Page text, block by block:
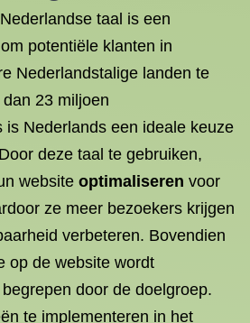
taal is een
potentiële klanten in
Nederlandstalige landen te
23 miljoen
is Nederlands een ideale keuze
deze taal te gebruiken,
website optimaliseren voor
ze meer bezoekers krijgen
verbeteren. Bovendien
op de website wordt
door de doelgroep.
te implementeren in het